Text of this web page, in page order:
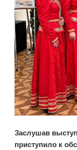
Заслушав
приступило к